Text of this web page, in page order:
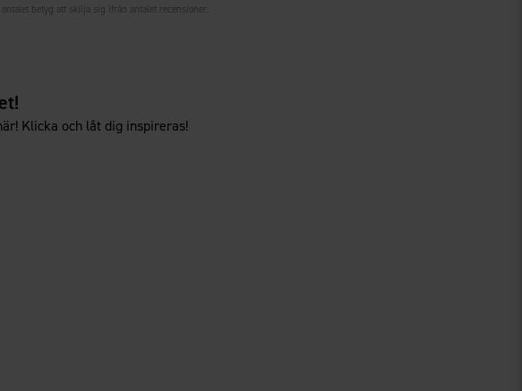
betyg att skilja sig ifrån antalet recensioner.
Klicka och låt dig inspireras!